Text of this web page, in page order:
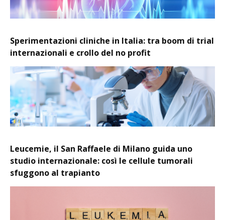
Sperimentazioni cliniche in Italia: tra boom di trial
internazionali e crollo del no profit
Leucemie, il San Raffaele di Milano guida uno
studio internazionale: così le cellule tumorali
sfuggono al trapianto